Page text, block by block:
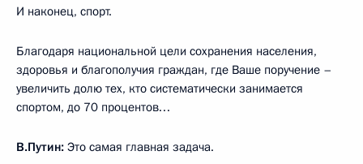
И наконец, спорт.
Благодаря национальной цели сохранения населения,
здоровья и благополучия граждан, где Ваше поручение –
увеличить долю тех, кто систематически занимается
спортом, до 70 процентов…
В.Путин: Это самая главная задача.